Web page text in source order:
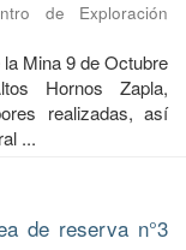
de Exploración
Mina 9 de Octubre
Hornos Zapla,
realizadas, así
...
de reserva n°3